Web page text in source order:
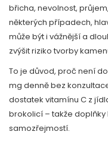
břicha, nevolnost,
některých případech,
může být i vážnější a
zvýšit riziko tvorby
To je důvod, proč není
mg denně bez
dostatek vitamínu C z
brokolicí – takže
samozřejmostí.